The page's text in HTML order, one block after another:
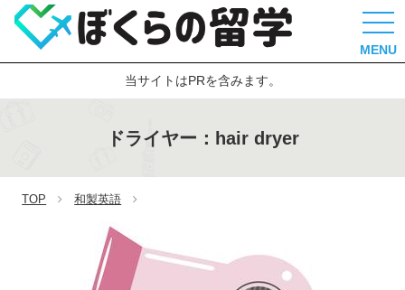
MENU
当サイトはPRを含みます。
ドライヤー：hair dryer
TOP 和製英語